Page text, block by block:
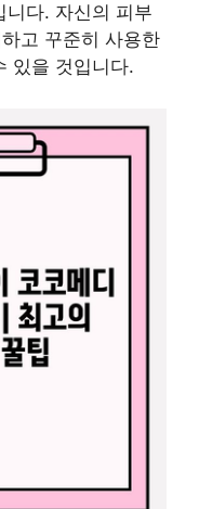
니다. 자신의 피부
고 꾸준히 사용한
있을 것입니다.